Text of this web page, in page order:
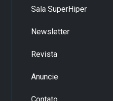
Sala SuperHiper
Newsletter
Revista
Anuncie
Contato